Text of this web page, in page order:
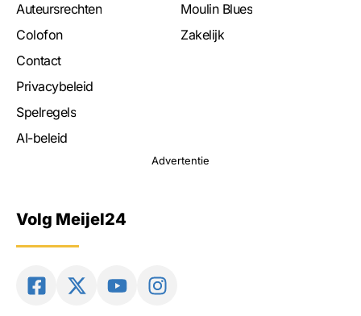
Auteursrechten
Colofon
Contact
Privacybeleid
Spelregels
AI-beleid
Moulin Blues
Zakelijk
Advertentie
Volg Meijel24